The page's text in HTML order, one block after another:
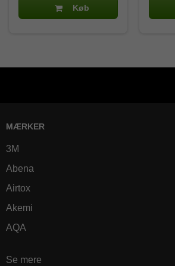
Køb
MÆRKER
3M
Abena
Airtox
Akemi
AQA
Se mere